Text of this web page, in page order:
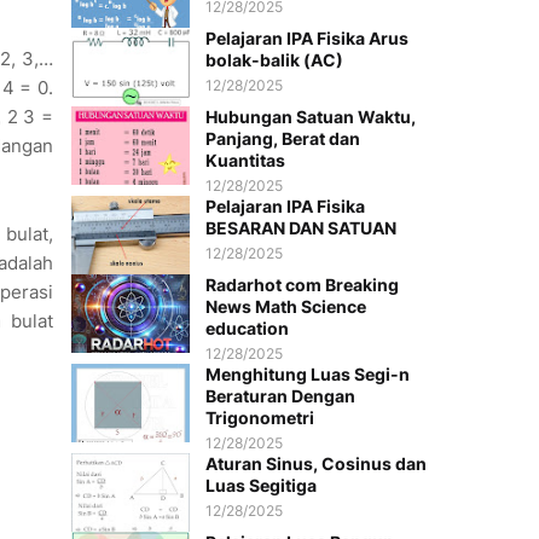
3,…
= 0.
2 3 =
bulat
12/28/2025
Pelajaran IPA Fisika Arus
bolak-balik (AC)
12/28/2025
Hubungan Satuan Waktu,
Panjang, Berat dan
Kuantitas
12/28/2025
Pelajaran IPA Fisika
BESARAN DAN SATUAN
12/28/2025
Radarhot com Breaking
News Math Science
education
12/28/2025
Menghitung Luas Segi-n
Beraturan Dengan
Trigonometri
12/28/2025
Aturan Sinus, Cosinus dan
Luas Segitiga
12/28/2025